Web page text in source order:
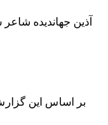
آذین جهاندیده
بر اساس این